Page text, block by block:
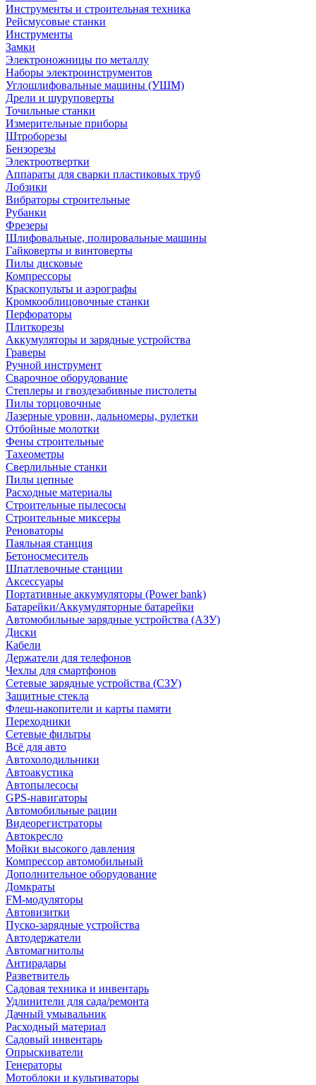
Инструменты и строительная техника
Рейсмусовые станки
Инструменты
Замки
Электроножницы по металлу
Наборы электроинструментов
Углошлифовальные машины (УШМ)
Дрели и шуруповерты
Точильные станки
Измерительные приборы
Штроборезы
Бензорезы
Электроотвертки
Аппараты для сварки пластиковых труб
Лобзики
Вибраторы строительные
Рубанки
Фрезеры
Шлифовальные, полировальные машины
Гайковерты и винтоверты
Пилы дисковые
Компрессоры
Краскопульты и аэрографы
Кромкооблицовочные станки
Перфораторы
Плиткорезы
Аккумуляторы и зарядные устройства
Граверы
Ручной инструмент
Сварочное оборудование
Степлеры и гвоздезабивные пистолеты
Пилы торцовочные
Лазерные уровни, дальномеры, рулетки
Отбойные молотки
Фены строительные
Тахеометры
Сверлильные станки
Пилы цепные
Расходные материалы
Строительные пылесосы
Строительные миксеры
Реноваторы
Паяльная станция
Бетоносмеситель
Шпатлевочные станции
Аксессуары
Портативные аккумуляторы (Power bank)
Батарейки/Аккумуляторные батарейки
Автомобильные зарядные устройства (АЗУ)
Диски
Кабели
Держатели для телефонов
Чехлы для смартфонов
Сетевые зарядные устройства (СЗУ)
Защитные стекла
Флеш-накопители и карты памяти
Переходники
Сетевые фильтры
Всё для авто
Автохолодильники
Автоакустика
Автопылесосы
GPS-навигаторы
Автомобильные рации
Видеорегистраторы
Автокресло
Мойки высокого давления
Компрессор автомобильный
Дополнительное оборудование
Домкраты
FM-модуляторы
Автовизитки
Пуско-зарядные устройства
Автодержатели
Автомагнитолы
Антирадары
Разветвитель
Садовая техника и инвентарь
Удлинители для сада/ремонта
Дачный умывальник
Расходный материал
Садовый инвентарь
Опрыскиватели
Генераторы
Мотоблоки и культиваторы